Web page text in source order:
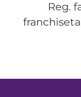
Reg.